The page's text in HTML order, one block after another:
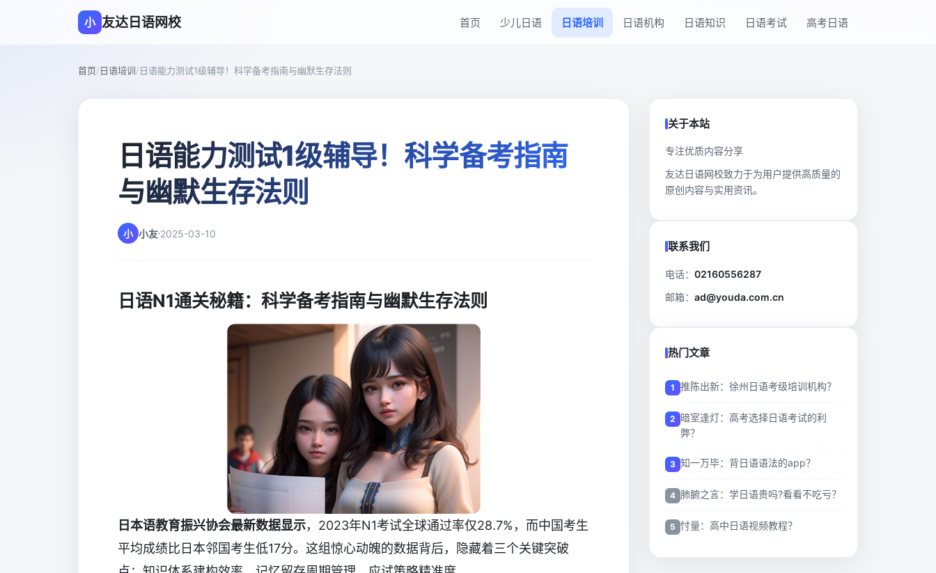
小 友达日语网校 首页 少儿日语 日语培训 日语机构 日语知识 日语考试 高考日语
首页/日语培训/日语能力测试1级辅导！科学备考指南与幽默生存法则
日语能力测试1级辅导！科学备考指南
与幽默生存法则
小 小友 2025-03-10
日语N1通关秘籍：科学备考指南与幽默生存法则
日本语教育振兴协会最新数据显示，2023年N1考试全球通过率仅28.7%，而中国考生
平均成绩比日本邻国考生低17分。这组惊心动魄的数据背后，隐藏着三个关键突破
关于本站
专注优质内容分享
友达日语网校致力于为用户提供高质量的
原创内容与实用资讯。
联系我们
电话： 02160556287
邮箱： ad@youda.com.cn
热门文章
推陈出新：徐州日语考级培训机构？
暗室逢灯：高考选择日语考试的利
弊？
知一万毕：背日语语法的app？
肺腑之言：学日语贵吗?看看不吃亏？
忖量：高中日语视频教程？